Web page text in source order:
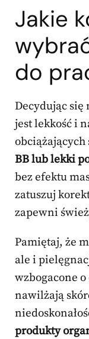
Jakie
do
Decydując się
jest lekkość i
BB lub lekki
bez efektu
zatuszuj
zapewni
Pamiętaj, że
ale i
wzbogacone
nawilżają
produkty